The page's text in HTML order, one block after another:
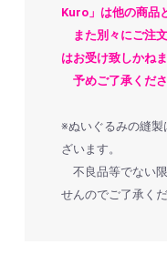
Kuro」は他の商品
また別々にご注
はお受け致しかねま
予めご了承くださ
※ぬいぐるみの縫
ざいます。
不良品等でない
せんのでご了承くだ